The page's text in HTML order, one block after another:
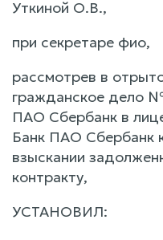
Уткиной О.В.,
при секретаре фио,
рассмотрев в
гражданское дело
ПАО Сбербанк в
Банк ПАО
взыскании
контракту,
УСТАНОВИЛ: